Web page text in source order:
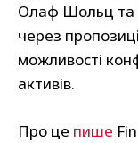
Олаф Шольц та
через
можливості
активів.
Про це пише